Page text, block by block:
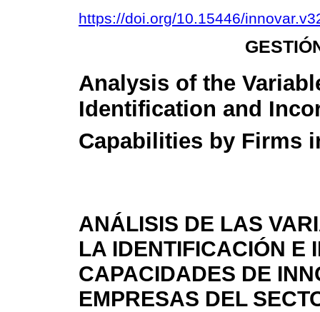
https://doi.org/10.15446/
Analysis of the
Identification and
Capabilities by Firms
ANÁLISIS DE LAS
LA IDENTIFICACIÓN E
CAPACIDADES DE
EMPRESAS DEL